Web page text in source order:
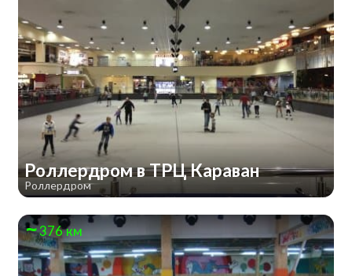
Роллердром в ТРЦ Караван
Роллердром
376 км